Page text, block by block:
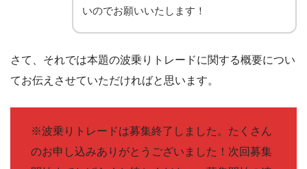
いのでお願いいたします！
さて、それでは本題の波乗りトレードに関する概要につい
てお伝えさせていただければと思います。
※波乗りトレードは募集終了しました。たくさん
のお申し込みありがとうございました！次回募集